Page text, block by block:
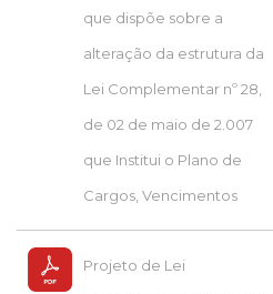
que dispõe sobre a
alteração da estrutura da
Lei Complementar nº 28,
de 02 de maio de 2.007
que Institui o Plano de
Cargos, Vencimentos
Projeto de Lei